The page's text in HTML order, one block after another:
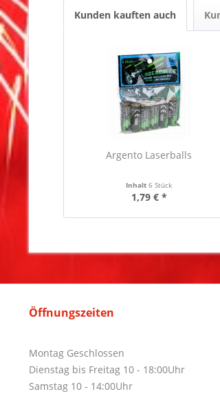
Kunden kauften auch
Argento Laserballs
Inhalt6 Stück
1,79 € *
Öffnungszeiten
Montag Geschlossen
Dienstag bis Freitag 10 - 18:00Uhr
Samstag 10 - 14:00Uhr